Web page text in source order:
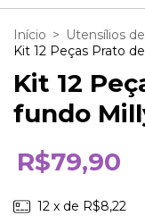
Início > Utensílios
Kit 12 Peças Prato
Kit 12
fundo
R$79,90
12 x de R$8,22